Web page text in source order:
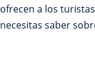
ofrecen a los
necesitas saber